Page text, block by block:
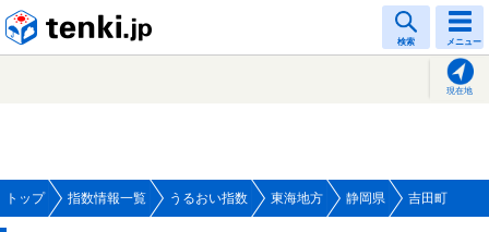
検索 メニュー
現在地
トップ 指数情報一覧 うるおい指数 東海地方 静岡県 吉田町